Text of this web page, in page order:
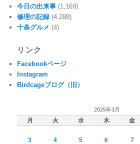
今日の出来事 (1,169)
修理の記録 (4,288)
十条グルメ (4)
リンク
Facebookページ
Instagram
Birdcageブログ（旧）
2025年3月
月 火 水 木 金
3
4 5 6 7